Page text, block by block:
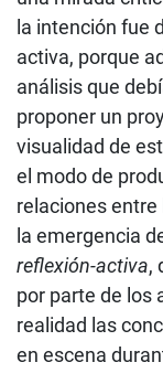
la intención fue
activa, porque
análisis que
proponer un
visualidad de
el modo de
relaciones
la emergencia
reflexión-activa,
por parte de los
realidad las
en escena